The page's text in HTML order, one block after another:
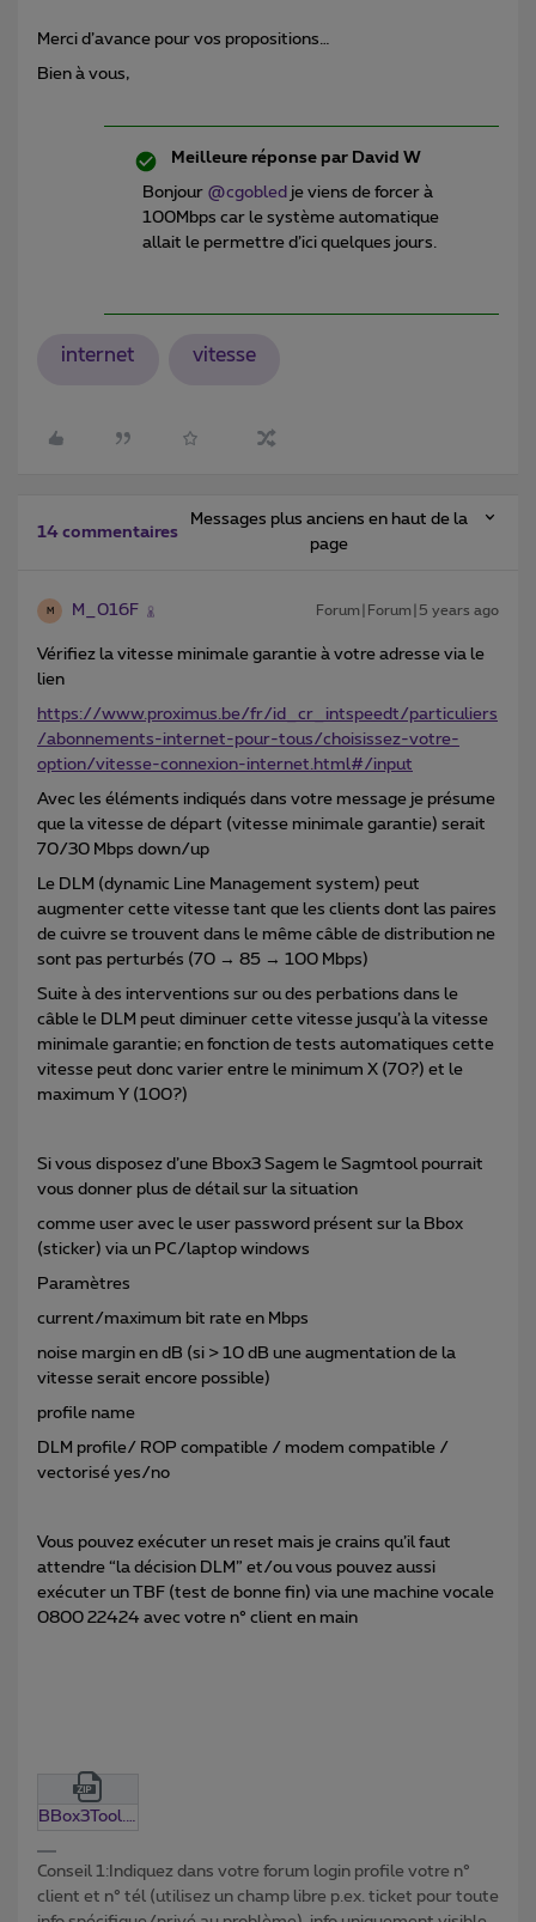
Merci d’avance pour vos propositions…
Bien à vous,
Meilleure réponse par David W
Bonjour @cgobled je viens de forcer à
100Mbps car le système automatique
allait le permettre d’ici quelques jours.
internet vitesse
14 commentaires
Messages plus anciens en haut de la
page
M M_016F Forum|Forum|5 years ago
Vérifiez la vitesse minimale garantie à votre adresse via le
lien
https://www.proximus.be/fr/id_cr_intspeedt/particuliers
/abonnements-internet-pour-tous/choisissez-votre-
option/vitesse-connexion-internet.html#/input
Avec les éléments indiqués dans votre message je présume
que la vitesse de départ (vitesse minimale garantie) serait
70/30 Mbps down/up
Le DLM (dynamic Line Management system) peut
augmenter cette vitesse tant que les clients dont las paires
de cuivre se trouvent dans le même câble de distribution ne
sont pas perturbés (70 → 85 → 100 Mbps)
Suite à des interventions sur ou des perbations dans le
câble le DLM peut diminuer cette vitesse jusqu’à la vitesse
minimale garantie; en fonction de tests automatiques cette
vitesse peut donc varier entre le minimum X (70?) et le
maximum Y (100?)
Si vous disposez d’une Bbox3 Sagem le Sagmtool pourrait
vous donner plus de détail sur la situation
comme user avec le user password présent sur la Bbox
(sticker) via un PC/laptop windows
Paramètres
current/maximum bit rate en Mbps
noise margin en dB (si > 10 dB une augmentation de la
vitesse serait encore possible)
profile name
DLM profile/ ROP compatible / modem compatible /
vectorisé yes/no
Vous pouvez exécuter un reset mais je crains qu’il faut
attendre “la décision DLM” et/ou vous pouvez aussi
exécuter un TBF (test de bonne fin) via une machine vocale
0800 22424 avec votre n° client en main
BBox3Tool.0.13.zip
Conseil 1:Indiquez dans votre forum login profile votre n°
client et n° tél (utilisez un champ libre p.ex. ticket pour toute